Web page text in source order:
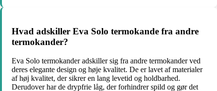
Hvad adskiller Eva Solo termokande fra andre
termokander?
Eva Solo termokander adskiller sig fra andre termokander ved
deres elegante design og høje kvalitet. De er lavet af materialer
af høj kvalitet, der sikrer en lang levetid og holdbarhed.
Derudover har de drypfrie låg, der forhindrer spild og gør det